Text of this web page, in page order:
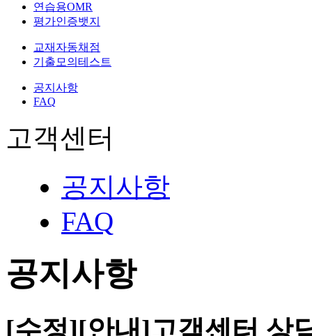
연습용OMR
평가인증뱃지
교재자동채점
기출모의테스트
공지사항
FAQ
고객센터
공지사항
FAQ
공지사항
[수정][안내]고객센터 상